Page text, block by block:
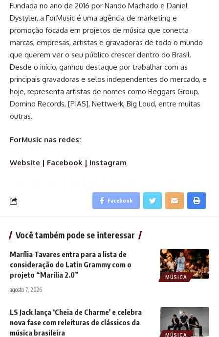
Fundada no ano de 2016 por Nando Machado e Daniel
Dystyler, a ForMusic é uma agência de marketing e
promoção focada em projetos de música que conecta
marcas, empresas, artistas e gravadoras de todo o mundo
que querem ver o seu público crescer dentro do Brasil.
Desde o início, ganhou destaque por trabalhar com as
principais gravadoras e selos independentes do mercado, e
hoje, representa artistas de nomes como Beggars Group,
Domino Records, [PIAS], Nettwerk, Big Loud, entre muitas
outras.
ForMusic nas redes:
Website | Facebook | Instagram
Facebook
Você também pode se interessar
MÚSICA
Marília Tavares entra para a lista de
consideração do Latin Grammy com o
projeto “Marília 2.0”
agosto 7, 2026
MÚSICA
LS Jack lança ‘Cheia de Charme’ e celebra
nova fase com releituras de clássicos da
música brasileira